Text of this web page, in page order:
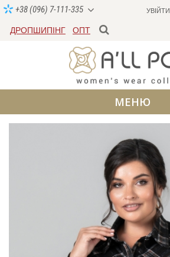
УВІЙТИ
+38 (096) 7-111-335
ДРОПШИПІНГ ОПТ
МЕНЮ